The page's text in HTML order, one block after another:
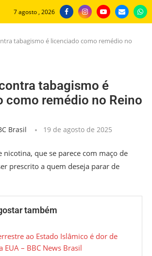
7 agosto , 2026
tabagismo é licenciado como remédio no
tabagismo é
como remédio no Reino
Brasil 19 de agosto de 2025
nicotina, que se parece com maço de
prescrito a quem deseja parar de
também
ao Estado Islâmico é dor de
EUA – BBC News Brasil